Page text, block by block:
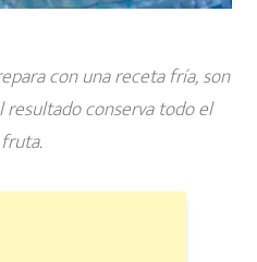
con una receta fría, son
conserva todo el